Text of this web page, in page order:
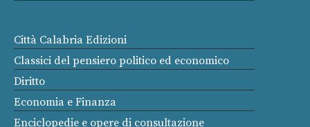
Città Calabria Edizioni
Classici del pensiero politico ed economico
Diritto
Economia e Finanza
Enciclopedie e opere di consultazione